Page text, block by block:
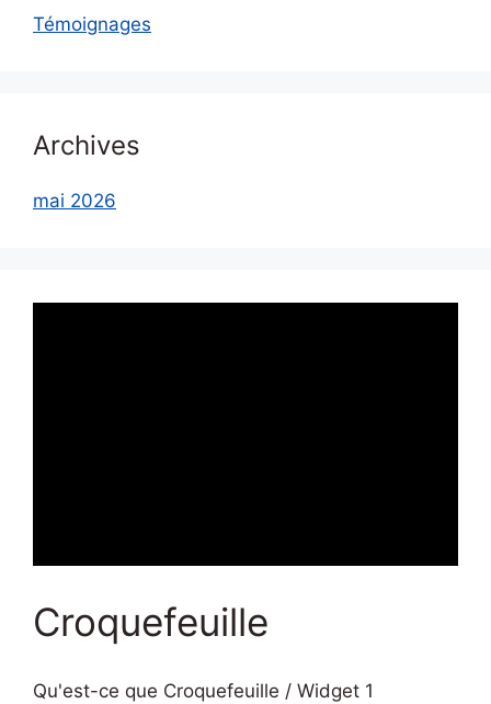
Témoignages
Archives
mai 2026
Croquefeuille
Qu'est-ce que Croquefeuille / Widget 1